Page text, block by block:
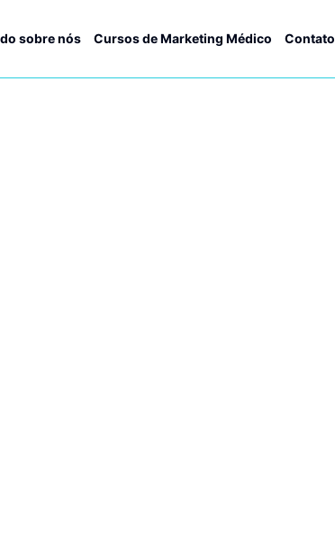
sobre nós Cursos de Marketing Médico Contato